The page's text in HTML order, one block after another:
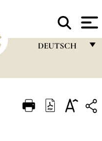
DEUTSCH
ITALIANO